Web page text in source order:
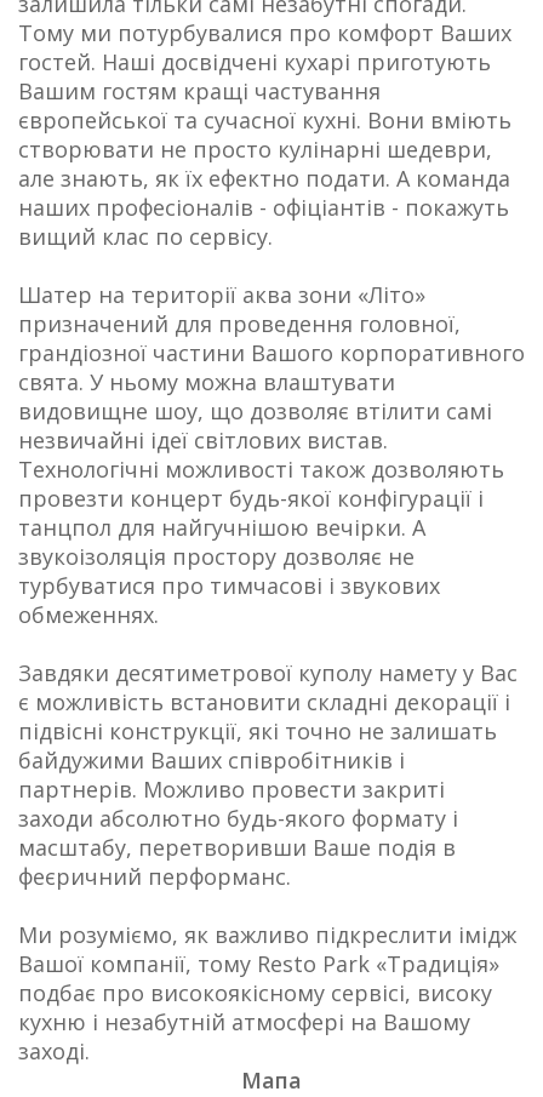
Тому ми потурбувалися про комфорт Ваших
гостей. Наші досвідчені кухарі приготують
Вашим гостям кращі частування
європейської та сучасної кухні. Вони вміють
створювати не просто кулінарні шедеври,
але знають, як їх ефектно подати. А команда
наших професіоналів - офіціантів - покажуть
вищий клас по сервісу.
Шатер на території аква зони «Літо»
призначений для проведення головної,
грандіозної частини Вашого корпоративного
свята. У ньому можна влаштувати
видовищне шоу, що дозволяє втілити самі
незвичайні ідеї світлових вистав.
Технологічні можливості також дозволяють
провезти концерт будь-якої конфігурації і
танцпол для найгучнішою вечірки. А
звукоізоляція простору дозволяє не
турбуватися про тимчасові і звукових
обмеженнях.
Завдяки десятиметрової куполу намету у Вас
є можливість встановити складні декорації і
підвісні конструкції, які точно не залишать
байдужими Ваших співробітників і
партнерів. Можливо провести закриті
заходи абсолютно будь-якого формату і
масштабу, перетворивши Ваше подія в
феєричний перформанс.
Ми розуміємо, як важливо підкреслити імідж
Вашої компанії, тому Resto Park «Традиція»
подбає про високоякісному сервісі, високу
кухню і незабутній атмосфері на Вашому
заході.
Мапа